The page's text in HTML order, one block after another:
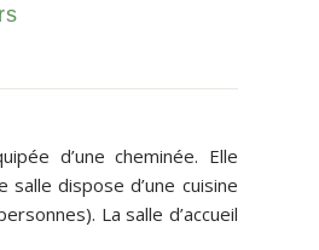
d’une cheminée. Elle
dispose d’une cuisine
La salle d’accueil